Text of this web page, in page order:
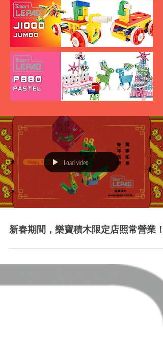
Load video
新春期間，樂寶積木限定店照常營業！